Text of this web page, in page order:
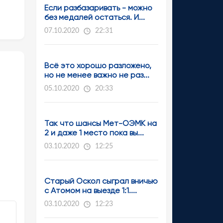
Если разбазаривать - можно
без медалей остаться. И...
07.10.2020 22:31
Всё это хорошо разложено,
но не менее важно не раз...
05.10.2020 20:33
Так что шансы Мет-ОЭМК на
2 и даже 1 место пока вы...
03.10.2020 12:25
Старый Оскол сыграл вничью
с Атомом на выезде 1:1....
03.10.2020 12:23